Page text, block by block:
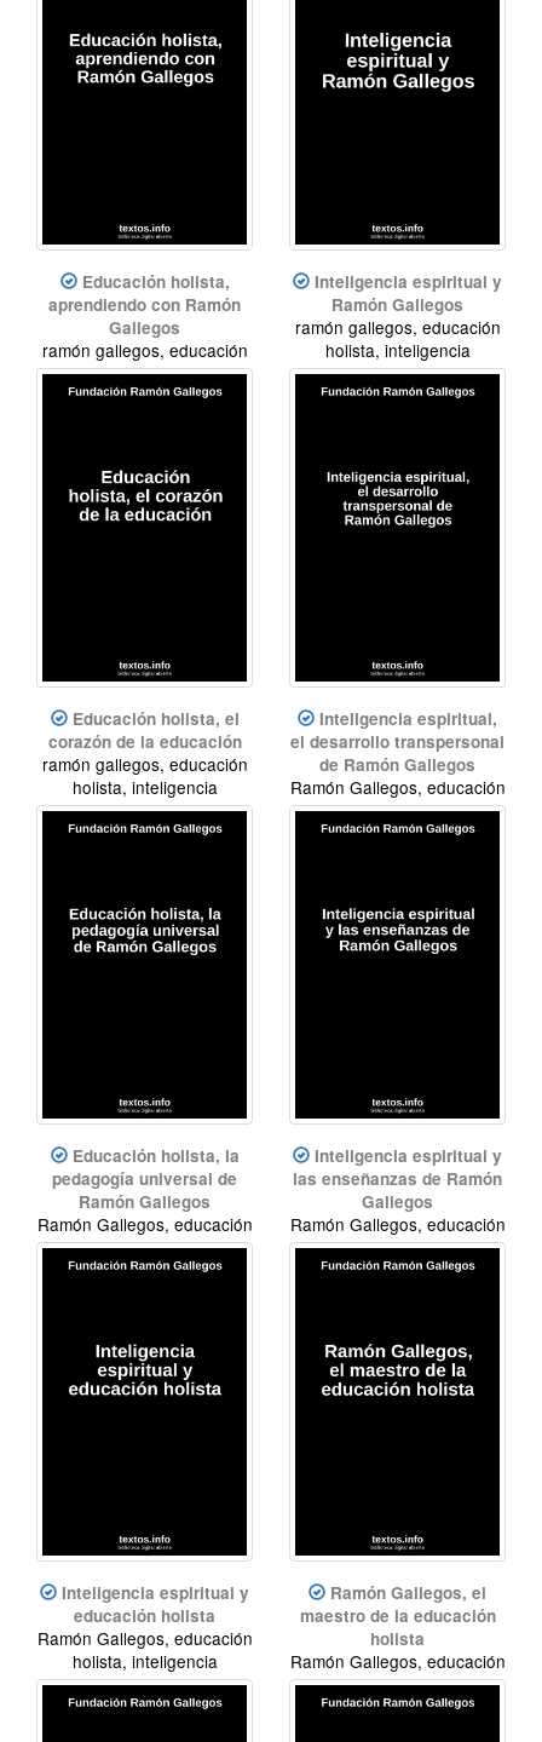
Educación holista,
aprendiendo con Ramón
Gallegos
ramón gallegos, educación
holista, inteligencia
espiritual
Inteligencia espiritual y
Ramón Gallegos
ramón gallegos, educación
holista, inteligencia
espiritual
Educación holista, el
corazón de la educación
ramón gallegos, educación
holista, inteligencia
espiritual
Inteligencia espiritual,
el desarrollo transpersonal
de Ramón Gallegos
Ramón Gallegos, educación
holista, inteligencia
espiritual
Educación holista, la
pedagogía universal de
Ramón Gallegos
Ramón Gallegos, educación
holista
Inteligencia espiritual y
las enseñanzas de Ramón
Gallegos
Ramón Gallegos, educación
holista, inteligencia
espiritual
Inteligencia espiritual y
educación holista
Ramón Gallegos, educación
holista, inteligencia
espiritual
Ramón Gallegos, el
maestro de la educación
holista
Ramón Gallegos, educación
holista, inteligencia
espiritual